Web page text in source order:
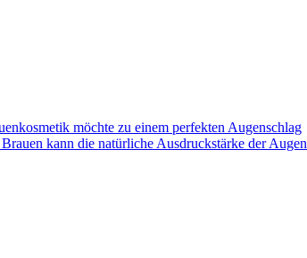
möchte zu einem perfekten Augenschlag
kann die natürliche Ausdruckstärke der Augen